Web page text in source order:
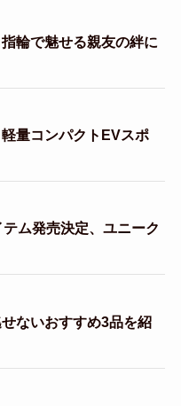
輪で魅せる親友の絆に
量コンパクトEVスポ
ム発売決定、ユニーク
ないおすすめ3品を紹